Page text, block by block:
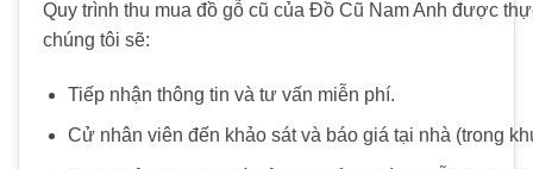
Quy trình thu mua đồ gỗ cũ của Đồ Cũ Nam Anh được
chúng tôi sẽ:
Tiếp nhận thông tin và tư vấn miễn phí.
Cử nhân viên đến khảo sát và báo giá tại nhà (trong